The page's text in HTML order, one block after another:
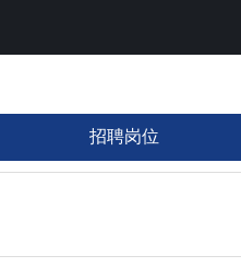
公司
招聘岗位